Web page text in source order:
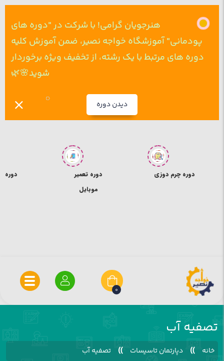
هنرجویان گرامی! با شرکت در "دوره های
پودمانی" آموزشگاه خواجه نصیر، ضمن آموزش کلیه
دوره های مرتبط با یک رشته، از تخفیف ویژه برخوردار
شوید🌸🌿
دیدن دوره
دوره تعمیر
دوره ICDL
0
تصفیه آب
خانه » دپارتمان تاسیسات » تصفیه آب